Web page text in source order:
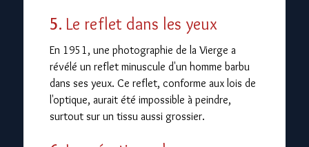
5. Le reflet dans les yeux
En 1951, une photographie de la Vierge a
révélé un reflet minuscule d'un homme barbu
dans ses yeux. Ce reflet, conforme aux lois de
l'optique, aurait été impossible à peindre,
surtout sur un tissu aussi grossier.